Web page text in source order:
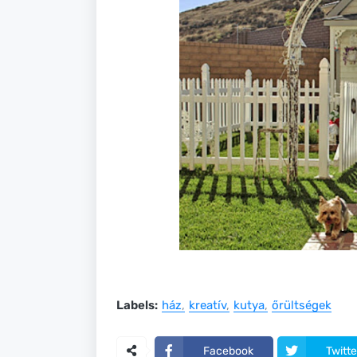
Labels: ház kreatív kutya őrültségek
Facebook